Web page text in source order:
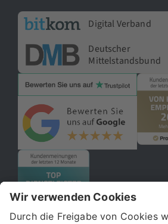
Digital Verband
Deutscher
Mittelstandsbund